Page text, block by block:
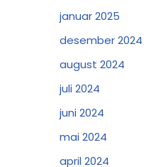
januar 2025
desember 2024
august 2024
juli 2024
juni 2024
mai 2024
april 2024